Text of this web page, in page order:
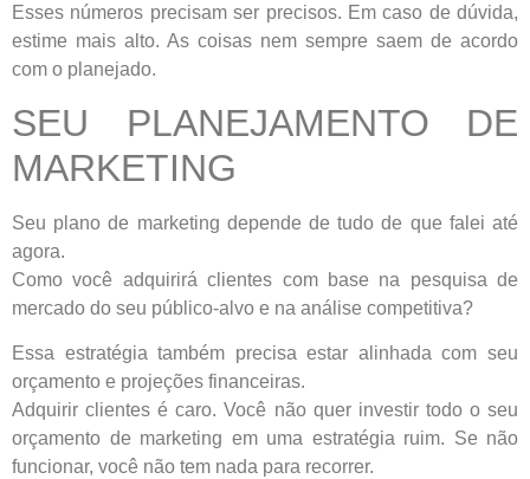
Esses números precisam ser precisos. Em caso de dúvida,
estime mais alto. As coisas nem sempre saem de acordo
com o planejado.
SEU PLANEJAMENTO DE
MARKETING
Seu plano de marketing depende de tudo de que falei até
agora.
Como você adquirirá clientes com base na pesquisa de
mercado do seu público-alvo e na análise competitiva?
Essa estratégia também precisa estar alinhada com seu
orçamento e projeções financeiras.
Adquirir clientes é caro. Você não quer investir todo o seu
orçamento de marketing em uma estratégia ruim. Se não
funcionar, você não tem nada para recorrer.